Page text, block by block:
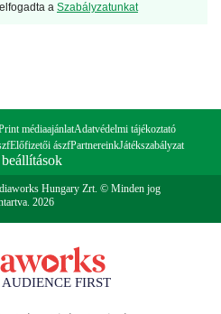
a Szabályzatunkat
médiaajánlatAdatvédelmi tájékoztató
Előfizetői ászfPartnereinkJátékszabályzat
Hungary Zrt. © Minden jog
2026